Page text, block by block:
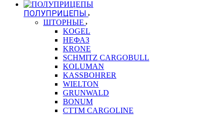
ПОЛУПРИЦЕПЫ
ШТОРНЫЕ
KOGEL
НЕФАЗ
KRONE
SCHMITZ CARGOBULL
KOLUMAN
KASSBOHRER
WIELTON
GRUNWALD
BONUM
CTTM CARGOLINE